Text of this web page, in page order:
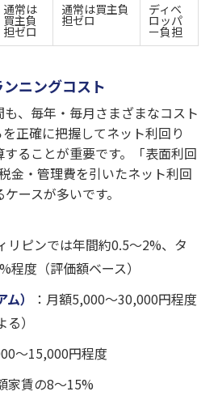
通常は
買主負
担ゼロ
通常は買主負
担ゼロ
ディベ
ロッパ
ー負担
ニングコスト
、毎年・毎月さまざまなコスト
正確に把握してネット利回り
することが重要です。「表面利回
金・管理費を引いたネット利回
ースが多いです。
リピンでは年間約0.5〜2%、タ
程度（評価額ベース）
）
：月額5,000〜30,000円程度
）
〜15,000円程度
家賃の8〜15%